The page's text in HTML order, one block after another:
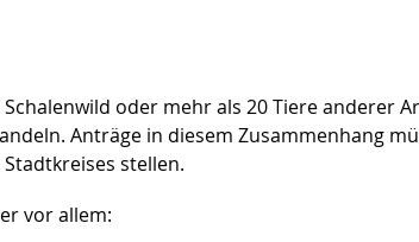
oder mehr als 20 Tiere anderer
Anträge in diesem Zusammenhang
stellen.
vor allem: